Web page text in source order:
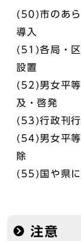
(50)市のあら
導入
(51)各局・区
設置
(52)男女平等
及・啓発
(53)行政刊行
(54)男女平等
除
(55)国や県に
注意